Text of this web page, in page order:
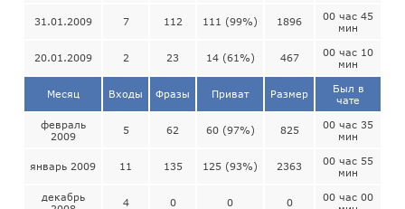
31.01.2009 7 112 111 (99%) 1896
00 час 45
мин
20.01.2009 2 23 14 (61%) 467
00 час 10
мин
Месяц Входы Фразы Приват Размер
Был в
чате
февраль
2009
5 62 60 (97%) 825
00 час 35
мин
январь 2009 11 135 125 (93%) 2363
00 час 55
мин
декабрь
4 0 0 0
00 час 00